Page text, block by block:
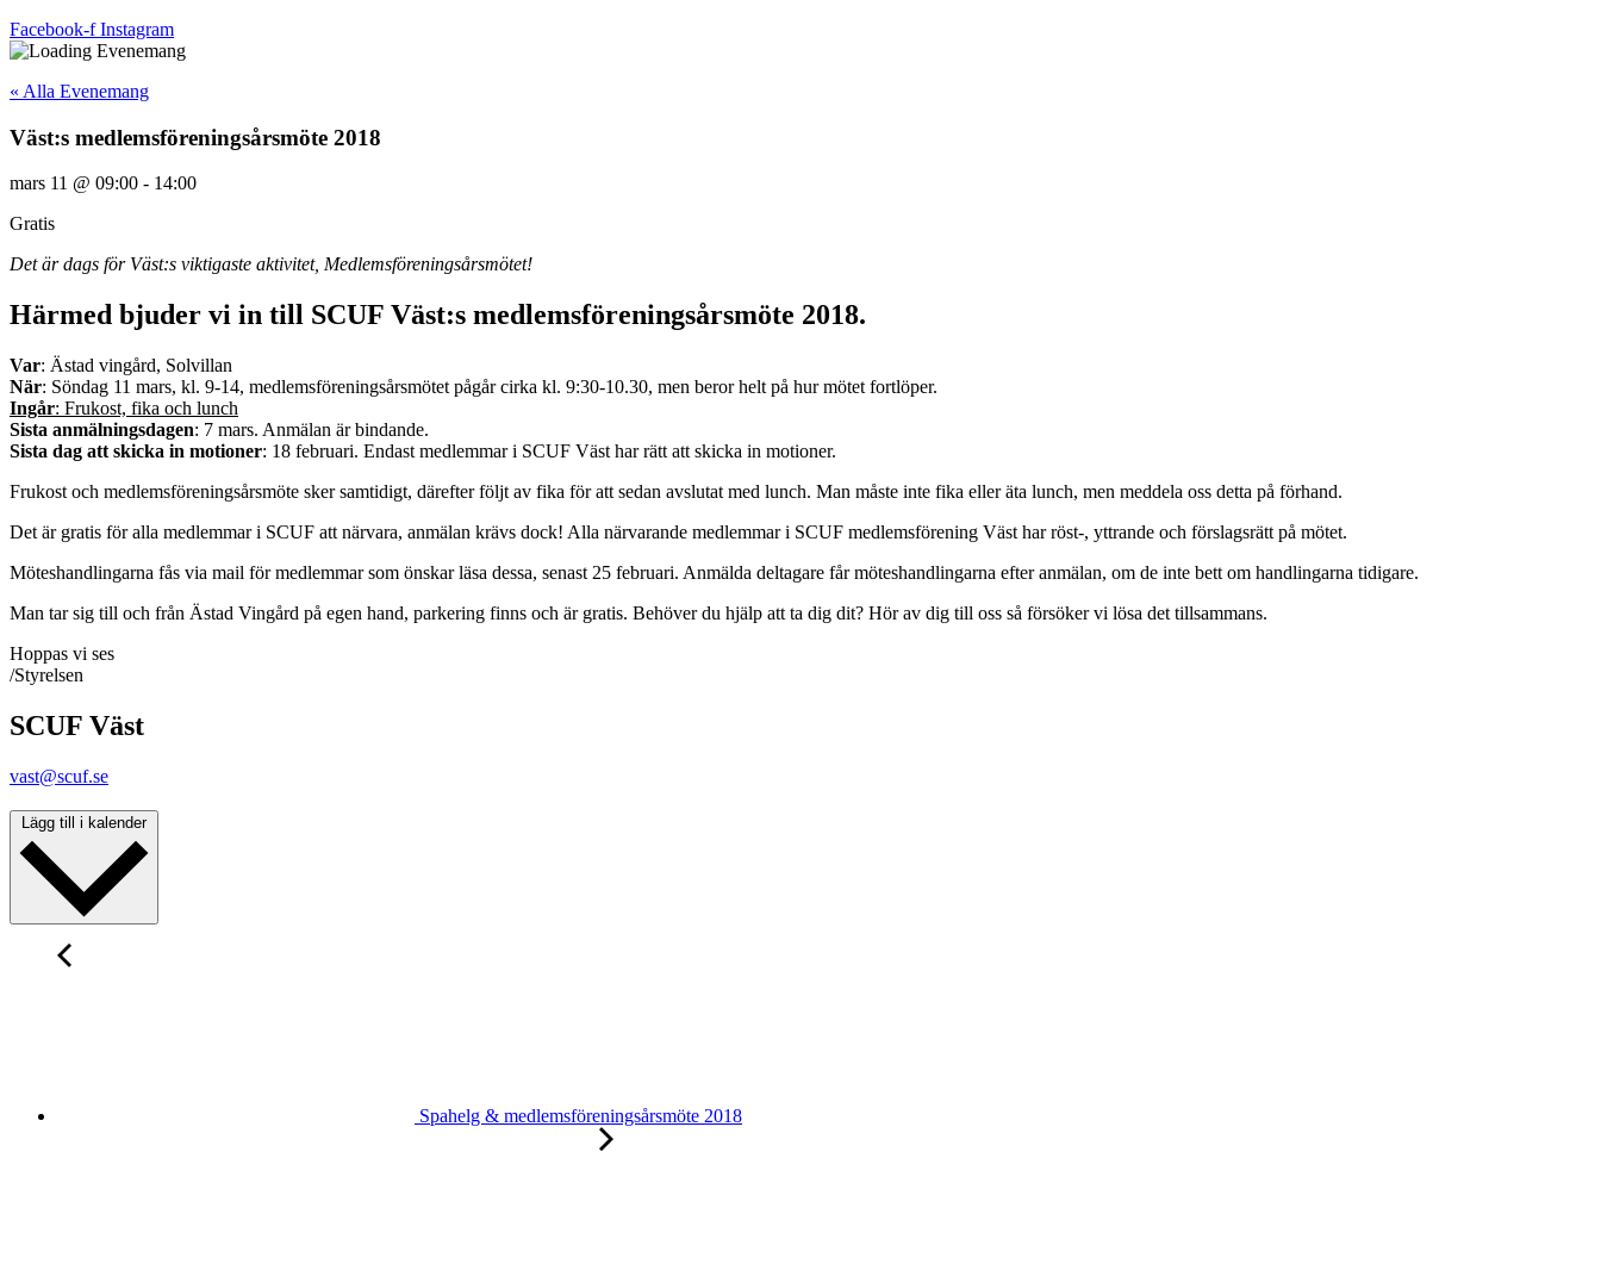
Facebook-f Instagram
« Alla Evenemang
Väst:s medlemsföreningsårsmöte 2018
mars 11 @ 09:00 - 14:00
Gratis
Det är dags för Väst:s viktigaste aktivitet, Medlemsföreningsårsmötet!
Härmed bjuder vi in till SCUF Väst:s medlemsföreningsårsmöte 2018.
Var: Ästad vingård, Solvillan
När: Söndag 11 mars, kl. 9-14, medlemsföreningsårsmötet pågår cirka kl. 9:30-10.30, men beror helt på hur mötet fortlöper.
Ingår: Frukost, fika och lunch
Sista anmälningsdagen: 7 mars. Anmälan är bindande.
Sista dag att skicka in motioner: 18 februari. Endast medlemmar i SCUF Väst har rätt att skicka in motioner.
Frukost och medlemsföreningsårsmöte sker samtidigt, därefter följt av fika för att sedan avslutat med lunch. Man måste inte fika eller äta lunch, men meddela oss detta på förhand.
Det är gratis för alla medlemmar i SCUF att närvara, anmälan krävs dock! Alla närvarande medlemmar i SCUF medlemsförening Väst har röst-, yttrande och förslagsrätt på mötet.
Möteshandlingarna fås via mail för medlemmar som önskar läsa dessa, senast 25 februari. Anmälda deltagare får möteshandlingarna efter anmälan, om de inte bett om handlingarna tidigare.
Man tar sig till och från Ästad Vingård på egen hand, parkering finns och är gratis. Behöver du hjälp att ta dig dit? Hör av dig till oss så försöker vi lösa det tillsammans.
Hoppas vi ses
/Styrelsen
SCUF Väst
vast@scuf.se
Lägg till i kalender
Spahelg & medlemsföreningsårsmöte 2018